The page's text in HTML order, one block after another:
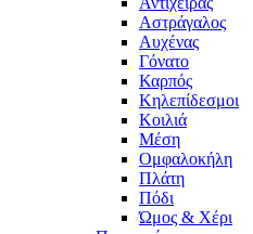
Αστράγαλος
Αυχένας
Γόνατο
Καρπός
Κηλεπίδεσμοι
Κοιλιά
Μέση
Ομφαλοκήλη
Πλάτη
Πόδι
Ώμος & Χέρι